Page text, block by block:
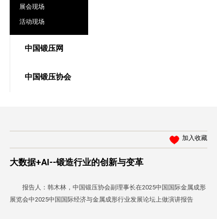
展会现场
活动现场
中国锻压网
中国锻压协会
加入收藏
大数据+AI--锻造行业的创新与变革
报告人：韩木林，中国锻压协会副理事长在2025中国国际金属成形
展览会中2025中国国际经济与金属成形行业发展论坛上做演讲报告